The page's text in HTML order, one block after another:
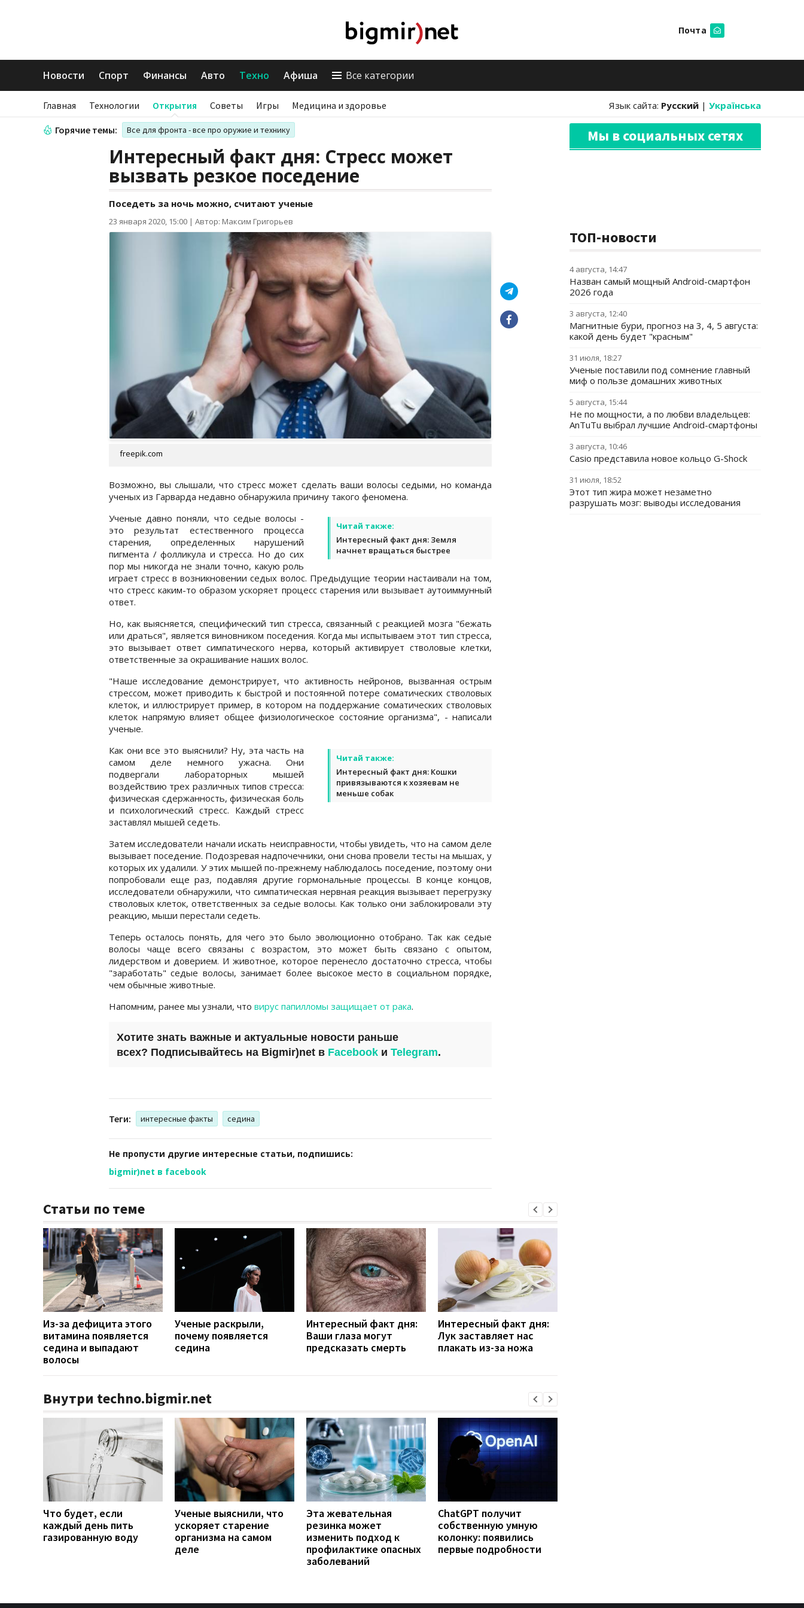
Почта
Новости Спорт Финансы Авто Техно Афиша Все категории
Главная Технологии Открытия Советы Игры Медицина и здоровье Язык сайта: Русский | Українська
Горячие темы: Все для фронта - все про оружие и технику
Интересный факт дня: Стресс может
вызвать резкое поседение
Поседеть за ночь можно, считают ученые
23 января 2020, 15:00 | Автор: Максим Григорьев
freepik.com
Возможно, вы слышали, что стресс может сделать ваши волосы седыми, но команда
ученых из Гарварда недавно обнаружила причину такого феномена.
Читай также:
Интересный факт дня: Земля
начнет вращаться быстрее
Ученые давно поняли, что седые волосы -
это результат естественного процесса
старения, определенных нарушений
пигмента / фолликула и стресса. Но до сих
пор мы никогда не знали точно, какую роль
играет стресс в возникновении седых волос. Предыдущие теории настаивали на том,
что стресс каким-то образом ускоряет процесс старения или вызывает аутоиммунный
ответ.
Но, как выясняется, специфический тип стресса, связанный с реакцией мозга "бежать
или драться", является виновником поседения. Когда мы испытываем этот тип стресса,
это вызывает ответ симпатического нерва, который активирует стволовые клетки,
ответственные за окрашивание наших волос.
"Наше исследование демонстрирует, что активность нейронов, вызванная острым
стрессом, может приводить к быстрой и постоянной потере соматических стволовых
клеток, и иллюстрирует пример, в котором на поддержание соматических стволовых
клеток напрямую влияет общее физиологическое состояние организма", - написали
ученые.
Читай также:
Интересный факт дня: Кошки
привязываются к хозяевам не
меньше собак
Как они все это выяснили? Ну, эта часть на
самом деле немного ужасна. Они
подвергали лабораторных мышей
воздействию трех различных типов стресса:
физическая сдержанность, физическая боль
и психологический стресс. Каждый стресс
заставлял мышей седеть.
Затем исследователи начали искать неисправности, чтобы увидеть, что на самом деле
вызывает поседение. Подозревая надпочечники, они снова провели тесты на мышах, у
которых их удалили. У этих мышей по-прежнему наблюдалось поседение, поэтому они
попробовали еще раз, подавляя другие гормональные процессы. В конце концов,
исследователи обнаружили, что симпатическая нервная реакция вызывает перегрузку
стволовых клеток, ответственных за седые волосы. Как только они заблокировали эту
реакцию, мыши перестали седеть.
Теперь осталось понять, для чего это было эволюционно отобрано. Так как седые
волосы чаще всего связаны с возрастом, это может быть связано с опытом,
лидерством и доверием. И животное, которое перенесло достаточно стресса, чтобы
"заработать" седые волосы, занимает более высокое место в социальном порядке,
чем обычные животные.
Напомним, ранее мы узнали, что вирус папилломы защищает от рака.
Хотите знать важные и актуальные новости раньше
всех? Подписывайтесь на Bigmir)net в Facebook и Telegram.
Теги: интересные факты седина
Не пропусти другие интересные статьи, подпишись:
bigmir)net в facebook
Статьи по теме
Из-за дефицита этого
витамина появляется
седина и выпадают
волосы
Ученые раскрыли,
почему появляется
седина
Интересный факт дня:
Ваши глаза могут
предсказать смерть
Интересный факт дня:
Лук заставляет нас
плакать из-за ножа
Внутри techno.bigmir.net
Что будет, если
каждый день пить
газированную воду
Ученые выяснили, что
ускоряет старение
организма на самом
деле
Эта жевательная
резинка может
изменить подход к
профилактике опасных
заболеваний
ChatGPT получит
собственную умную
колонку: появились
первые подробности
Мы в социальных сетях
ТОП-новости
4 августа, 14:47
Назван самый мощный Android-смартфон
2026 года
3 августа, 12:40
Магнитные бури, прогноз на 3, 4, 5 августа:
какой день будет "красным"
31 июля, 18:27
Ученые поставили под сомнение главный
миф о пользе домашних животных
5 августа, 15:44
Не по мощности, а по любви владельцев:
AnTuTu выбрал лучшие Android-смартфоны
3 августа, 10:46
Casio представила новое кольцо G-Shock
31 июля, 18:52
Этот тип жира может незаметно
разрушать мозг: выводы исследования